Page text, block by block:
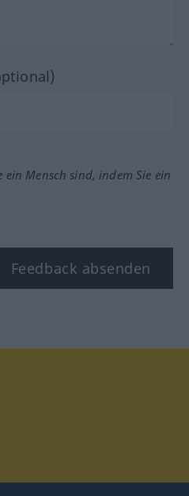
ein Mensch sind, indem Sie ein
Feedback absenden